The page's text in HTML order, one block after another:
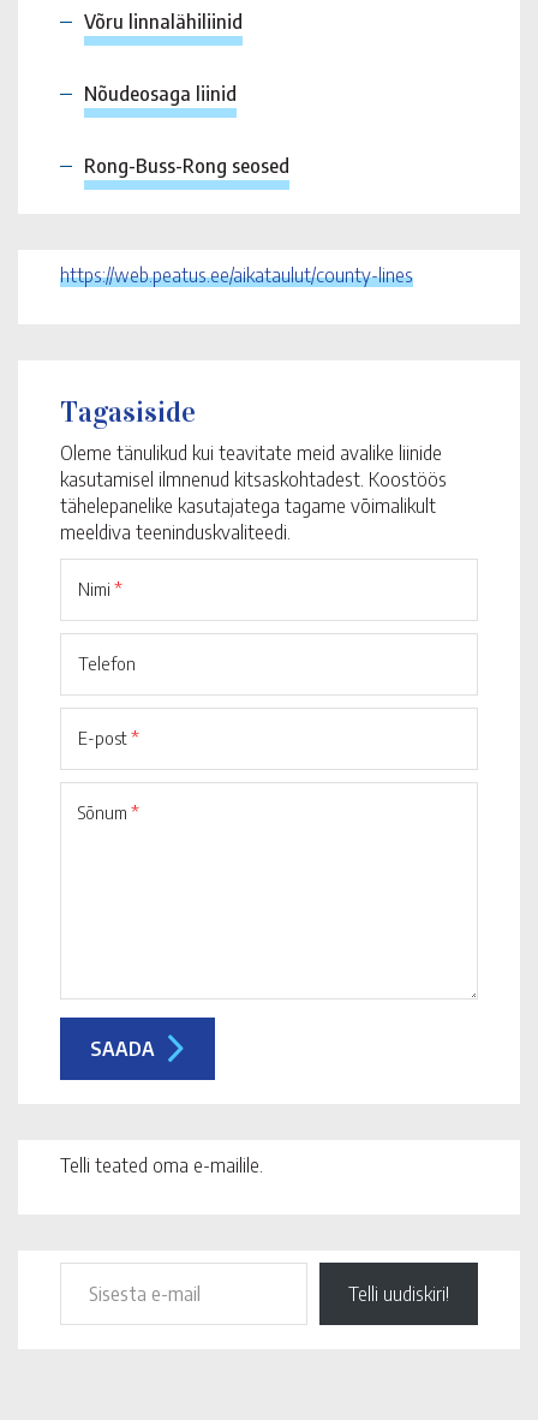
Võru linnalähiliinid
Nõudeosaga liinid
Rong-Buss-Rong seosed
https://web.peatus.ee/aikataulut/county-lines
Tagasiside
Oleme tänulikud kui teavitate meid avalike liinide
kasutamisel ilmnenud kitsaskohtadest. Koostöös
tähelepanelike kasutajatega tagame võimalikult
meeldiva teeninduskvaliteedi.
Nimi *
Telefon
E-post*
Sõnum *
Telli teated oma e-mailile.
Telli uudiskiri!